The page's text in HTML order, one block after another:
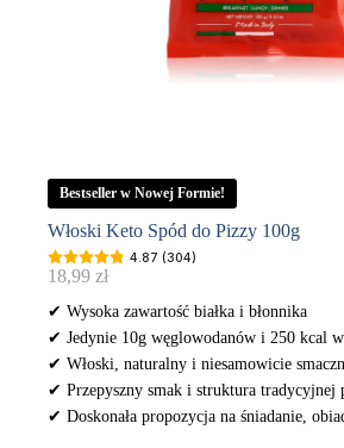
Bestseller w Nowej Formie!
Włoski Keto Spód do Pizzy 100g
4.87 (304)
18,99 zł
✔ Wysoka zawartość białka i błonnika
✔ Jedynie 10g węglowodanów i 250 kcal
✔ Włoski, naturalny i niesamowicie
✔ Przepyszny smak i struktura tradycyjnej
✔ Doskonała propozycja na śniadanie,